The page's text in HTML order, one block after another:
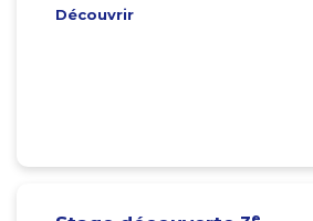
Découvrir
e